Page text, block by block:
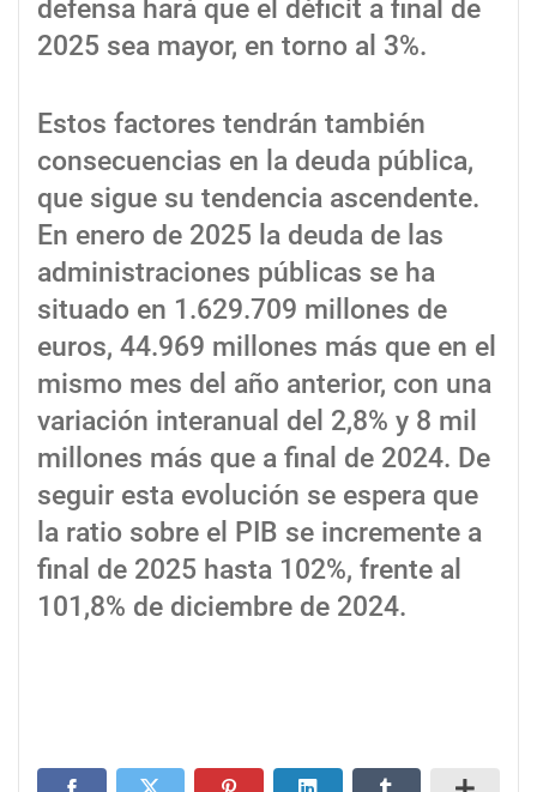
defensa hará que el déficit a final de
2025 sea mayor, en torno al 3%.
Estos factores tendrán también
consecuencias en la deuda pública,
que sigue su tendencia ascendente.
En enero de 2025 la deuda de las
administraciones públicas se ha
situado en 1.629.709 millones de
euros, 44.969 millones más que en el
mismo mes del año anterior, con una
variación interanual del 2,8% y 8 mil
millones más que a final de 2024. De
seguir esta evolución se espera que
la ratio sobre el PIB se incremente a
final de 2025 hasta 102%, frente al
101,8% de diciembre de 2024.